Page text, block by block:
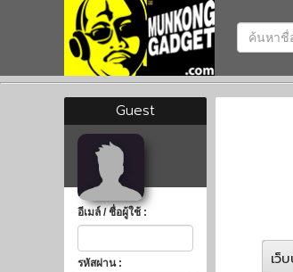
Guest
อีเมล์ / ชื่อผู้ใช้ :
รหัสผ่าน : เว็